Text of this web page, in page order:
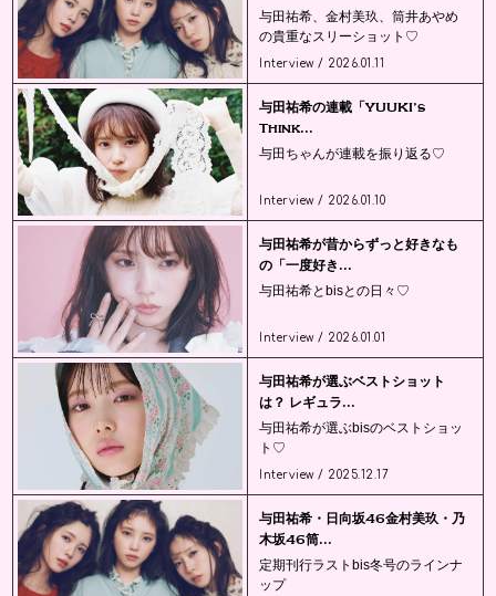
与田祐希、金村美玖、筒井あやめ
の貴重なスリーショット♡
Interview / 2026.01.11
与田祐希の連載「YUUKI’s
Think...
与田ちゃんが連載を振り返る♡
Interview / 2026.01.10
与田祐希が昔からずっと好きなも
の「一度好き...
与田祐希とbisとの日々♡
Interview / 2026.01.01
与田祐希が選ぶベストショット
は？ レギュラ...
与田祐希が選ぶbisのベストショッ
ト♡
Interview / 2025.12.17
与田祐希・日向坂46金村美玖・乃
木坂46筒...
定期刊行ラストbis冬号のラインナ
ップ